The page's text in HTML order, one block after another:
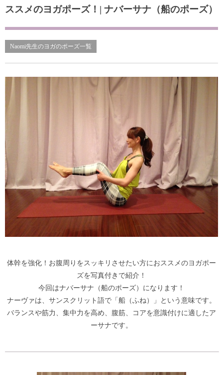
ススメのヨガポーズ！| ナバーサナ（船のポーズ）
Naomi先生のヨガのポーズ一覧
体幹を強化！お腹周りをスッキリさせたい方におススメのヨガポー
ズを写真付きで紹介！
今回はナバーサナ（船のポーズ）になります！
ナーヴァは、サンスクリット語で「船（ふね）」という意味です。
バランスや筋力、集中力を高め、腹筋、コアを意識付けに適したア
ーサナです。